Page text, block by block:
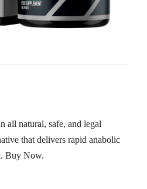
all natural, safe, and legal
that delivers rapid anabolic
Buy Now.